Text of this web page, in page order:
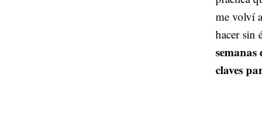
me volví
hacer sin
claves